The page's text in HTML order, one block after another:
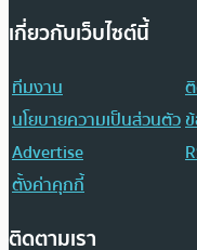
เกี่ยวกับเว็บไซต์นี้
ทีมงาน
นโยบายความเป็นส่วนตัว
Advertise
ตั้งค่าคุกกี้
ติดตามเรา